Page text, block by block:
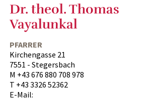
Dr. theol. Thomas
Vayalunkal
PFARRER
Kirchengasse 21
7551 - Stegersbach
M +43 676 880 708 978
T +43 3326 52362
E-Mail: